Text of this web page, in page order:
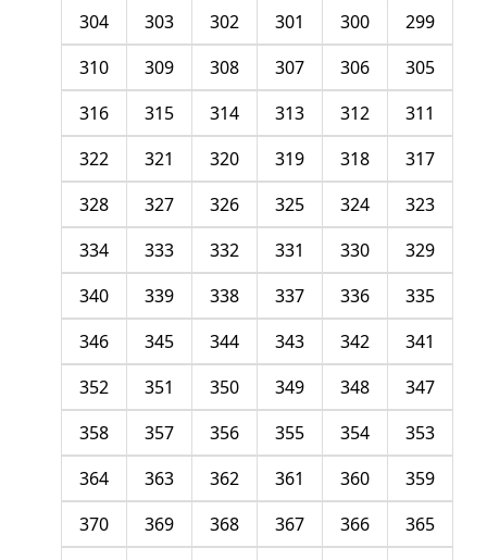
299
300
301
302
303
304
305
306
307
308
309
310
311
312
313
314
315
316
317
318
319
320
321
322
323
324
325
326
327
328
329
330
331
332
333
334
335
336
337
338
339
340
341
342
343
344
345
346
347
348
349
350
351
352
353
354
355
356
357
358
359
360
361
362
363
364
365
366
367
368
369
370